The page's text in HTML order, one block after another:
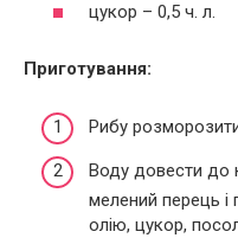
цукор – 0,5 ч. л.
Приготування:
Рибу
Воду довести до
мелений перець
олію, цукор,